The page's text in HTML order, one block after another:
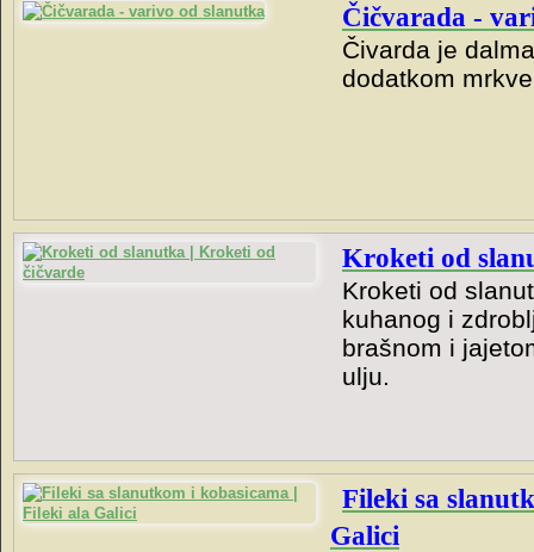
Čičvarada -
Čivarda je
dodatkom
Kroketi od
Kroketi od
kuhanog i
brašnom i
ulju.
Fileki sa
Galici